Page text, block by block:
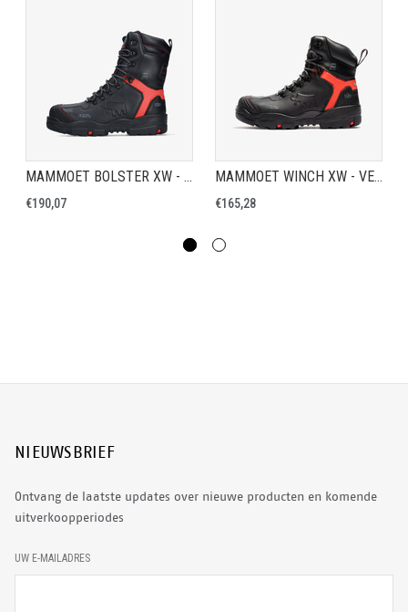
MAMMOET BOLSTER XW - VEILIGHEIDSSCHOEN S3
€190,07
MAMMOET WINCH XW - VEILIGHEIDSSCHOEN S3
€165,28
NIEUWSBRIEF
Ontvang de laatste updates over nieuwe producten en komende
uitverkoopperiodes
E
-
M
UW E-MAILADRES